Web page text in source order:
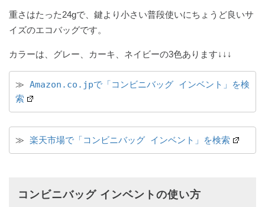
重さはたった24gで、鍵より小さい普段使いにちょうど良いサ
イズのエコバッグです。
カラーは、グレー、カーキ、ネイビーの3色あります↓↓↓
≫ Amazon.co.jpで「コンビニバッグ インベント」を検
索
≫ 楽天市場で「コンビニバッグ インベント」を検索
コンビニバッグ インベントの使い方